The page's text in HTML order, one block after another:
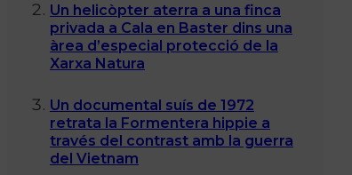
Un helicòpter aterra a una finca
privada a Cala en Baster dins una
àrea d’especial protecció de la
Xarxa Natura
Un documental suís de 1972
retrata la Formentera hippie a
través del contrast amb la guerra
del Vietnam